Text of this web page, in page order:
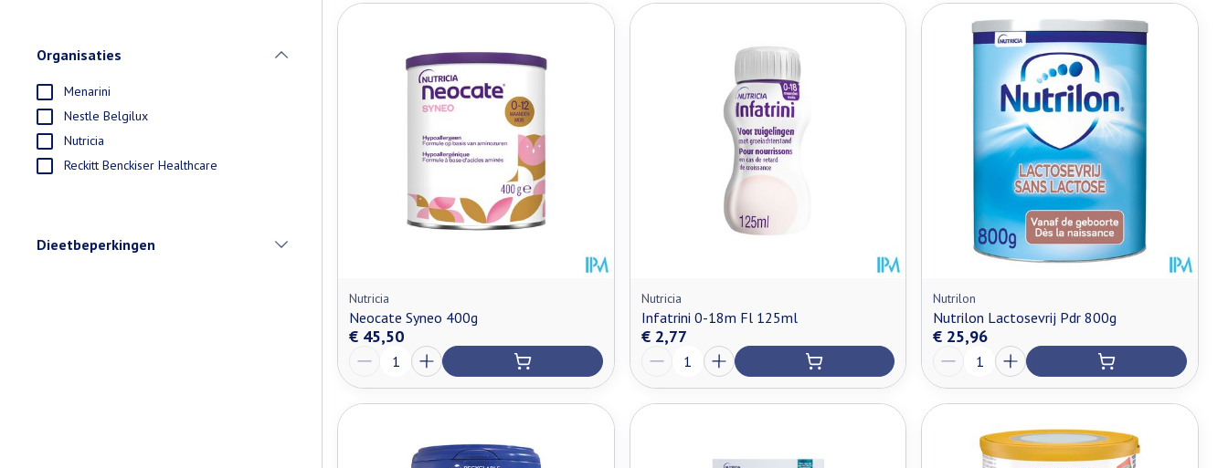
Organisaties
Menarini
Nestle Belgilux
Nutricia
Reckitt Benckiser Healthcare
Dieetbeperkingen
Nutricia
Neocate Syneo 400g
€ 45,50
Nutricia
Infatrini 0-18m Fl 125ml
€ 2,77
Aantal
Nutrilon
Nutrilon Lactosevrij Pdr 800g
€ 25,96
Aantal